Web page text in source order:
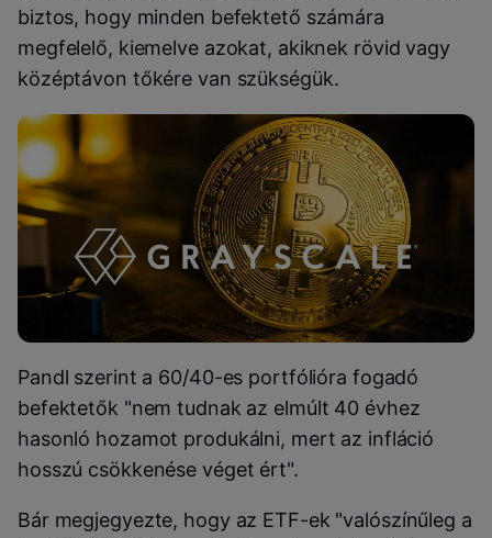
biztos, hogy minden befektető számára
megfelelő, kiemelve azokat, akiknek rövid vagy
középtávon tőkére van szükségük.
Pandl szerint a 60/40-es portfólióra fogadó
befektetők "nem tudnak az elmúlt 40 évhez
hasonló hozamot produkálni, mert az infláció
hosszú csökkenése véget ért".
Bár megjegyezte, hogy az ETF-ek "valószínűleg a